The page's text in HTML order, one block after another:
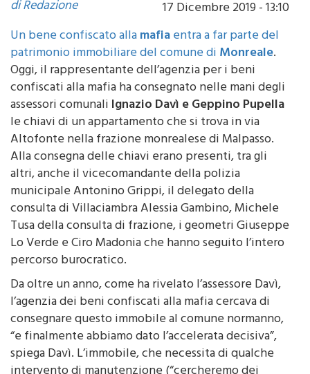
di Redazione
17 Dicembre 2019 - 13:10
Un bene confiscato allamafiaentra a far parte del
patrimonio immobiliare del comune diMonreale
Oggi, il rappresentante dell’agenzia per i beni
confiscati alla mafia ha consegnato nelle mani degli
assessori comunaliIgnazio Davì e Geppino Pupella
le chiavi di un appartamento che si trova in via
Altofonte nella frazione monrealese di Malpasso.
Alla consegna delle chiavi erano presenti, tra gli
altri, anche il vicecomandante della polizia
municipale Antonino Grippi, il delegato della
consulta di Villaciambra Alessia Gambino, Michele
Tusa della consulta di frazione, i geometri Giuseppe
Lo Verde e Ciro Madonia che hanno seguito l’intero
percorso burocratico.
Da oltre un anno, come ha rivelato l’assessore Davì,
l’agenzia dei beni confiscati alla mafia cercava di
consegnare questo immobile al comune normanno,
“e finalmente abbiamo dato l’accelerata decisiva”,